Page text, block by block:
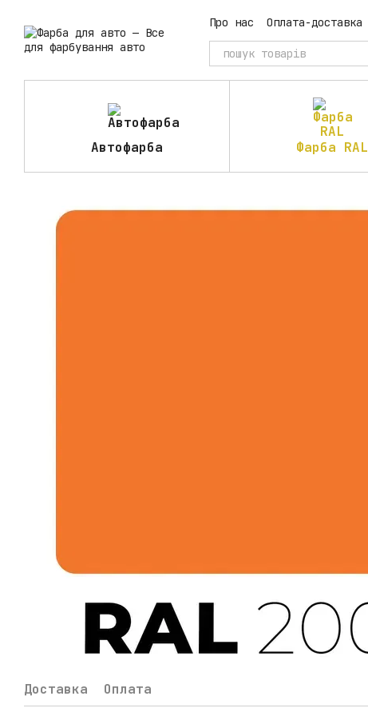
Про нас Оплата-доставка
Автофарба Фарба RAL
Доставка Оплата